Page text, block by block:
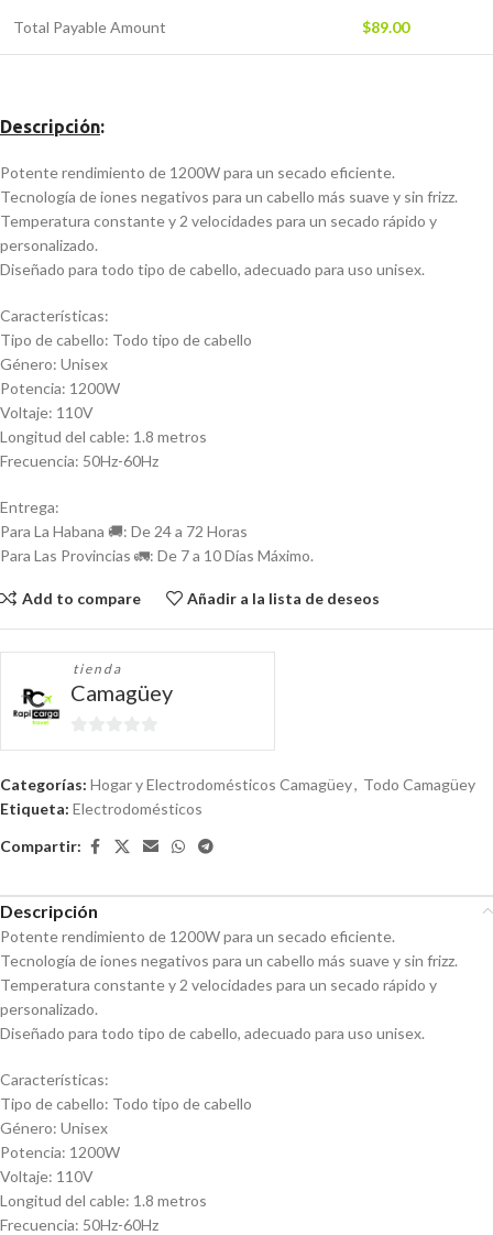
Total Payable Amount $89.00
Descripción:
Potente rendimiento de 1200W para un secado eficiente.
Tecnología de iones negativos para un cabello más suave y sin frizz.
Temperatura constante y 2 velocidades para un secado rápido y
personalizado.
Diseñado para todo tipo de cabello, adecuado para uso unisex.
Características:
Tipo de cabello: Todo tipo de cabello
Género: Unisex
Potencia: 1200W
Voltaje: 110V
Longitud del cable: 1.8 metros
Frecuencia: 50Hz-60Hz
Entrega:
Para La Habana 🚚: De 24 a 72 Horas
Para Las Provincias 🚛: De 7 a 10 Días Máximo.
Add to compare Añadir a la lista de deseos
tienda
Camagüey
0
Categorías: Hogar y Electrodomésticos Camagüey, Todo Camagüey
Etiqueta: Electrodomésticos
Compartir:
Descripción
Potente rendimiento de 1200W para un secado eficiente.
Tecnología de iones negativos para un cabello más suave y sin frizz.
Temperatura constante y 2 velocidades para un secado rápido y
personalizado.
Diseñado para todo tipo de cabello, adecuado para uso unisex.
Características:
Tipo de cabello: Todo tipo de cabello
Género: Unisex
Potencia: 1200W
Voltaje: 110V
Longitud del cable: 1.8 metros
Frecuencia: 50Hz-60Hz